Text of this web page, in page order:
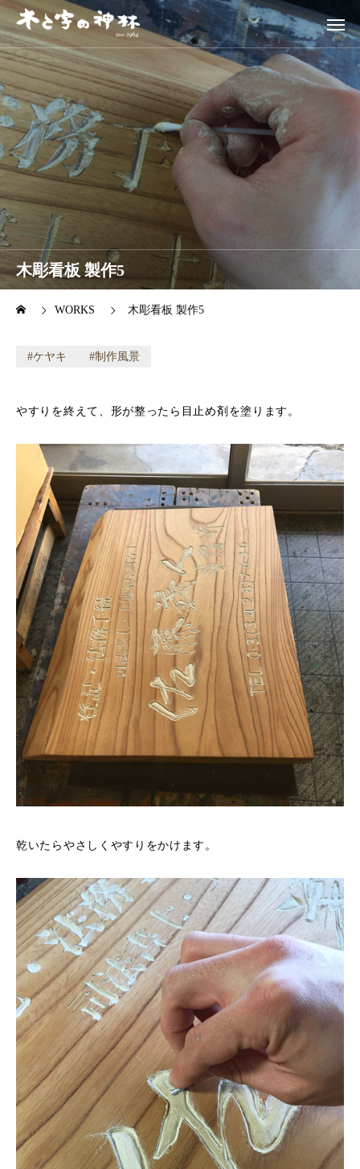
木彫看板 製作5
WORKS 木彫看板 製作5
ケヤキ 制作風景
やすりを終えて、形が整ったら目止め剤を塗ります。
乾いたらやさしくやすりをかけます。